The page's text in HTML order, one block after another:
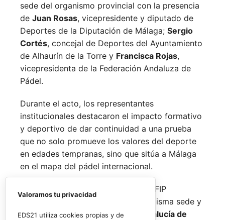
sede del organismo provincial con la presencia
de Juan Rosas, vicepresidente y diputado de
Deportes de la Diputación de Málaga; Sergio
Cortés, concejal de Deportes del Ayuntamiento
de Alhaurín de la Torre y Francisca Rojas,
vicepresidenta de la Federación Andaluza de
Pádel.
Durante el acto, los representantes
institucionales destacaron el impacto formativo
y deportivo de dar continuidad a una prueba
que no solo promueve los valores del deporte
en edades tempranas, sino que sitúa a Málaga
en el mapa del pádel internacional.
De forma paralela al desarrollo del FIP
Promises, la FAP organizará en la misma sede y
fechas losInternacionales de Andalucía de
Valoramos tu privacidad
EDS21 utiliza cookies propias y de